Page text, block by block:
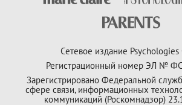
Сетевое издание
Регистрационный номер ЭЛ №
Зарегистрировано Федеральной
сфере связи, информационных
коммуникаций (Роскомнадзор)